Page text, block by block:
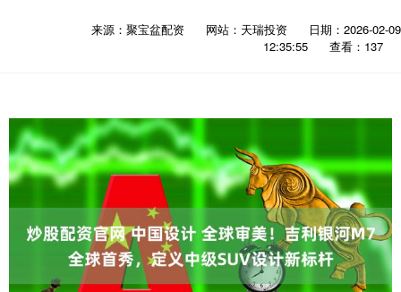
来源：聚宝盆配资 网站：天瑞投资
日期：2026-02-09
12:35:55
查看：137